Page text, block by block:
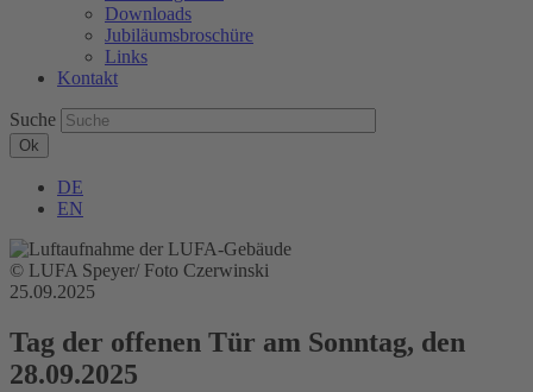
Downloads
Jubiläumsbroschüre
Links
Kontakt
Suche
DE
EN
© LUFA Speyer/ Foto Czerwinski
25.09.2025
Tag der offenen Tür am Sonntag, den
28.09.2025